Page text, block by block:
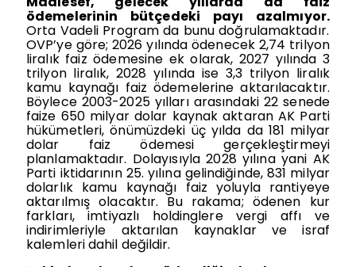
ödemelerinin bütçedeki payı azalmıyor.
Orta Vadeli Program da bunu doğrulamaktadır.
OVP’ye göre; 2026 yılında ödenecek 2,74 trilyon
liralık faiz ödemesine ek olarak, 2027 yılında 3
trilyon liralık, 2028 yılında ise 3,3 trilyon liralık
kamu kaynağı faiz ödemelerine aktarılacaktır.
Böylece 2003-2025 yılları arasındaki 22 senede
faize 650 milyar dolar kaynak aktaran AK Parti
hükümetleri, önümüzdeki üç yılda da 181 milyar
dolar faiz ödemesi gerçekleştirmeyi
planlamaktadır. Dolayısıyla 2028 yılına yani AK
Parti iktidarının 25. yılına gelindiğinde, 831 milyar
dolarlık kamu kaynağı faiz yoluyla rantiyeye
aktarılmış olacaktır. Bu rakama; ödenen kur
farkları, imtiyazlı holdinglere vergi affı ve
indirimleriyle aktarılan kaynaklar ve israf
kalemleri dahil değildir.